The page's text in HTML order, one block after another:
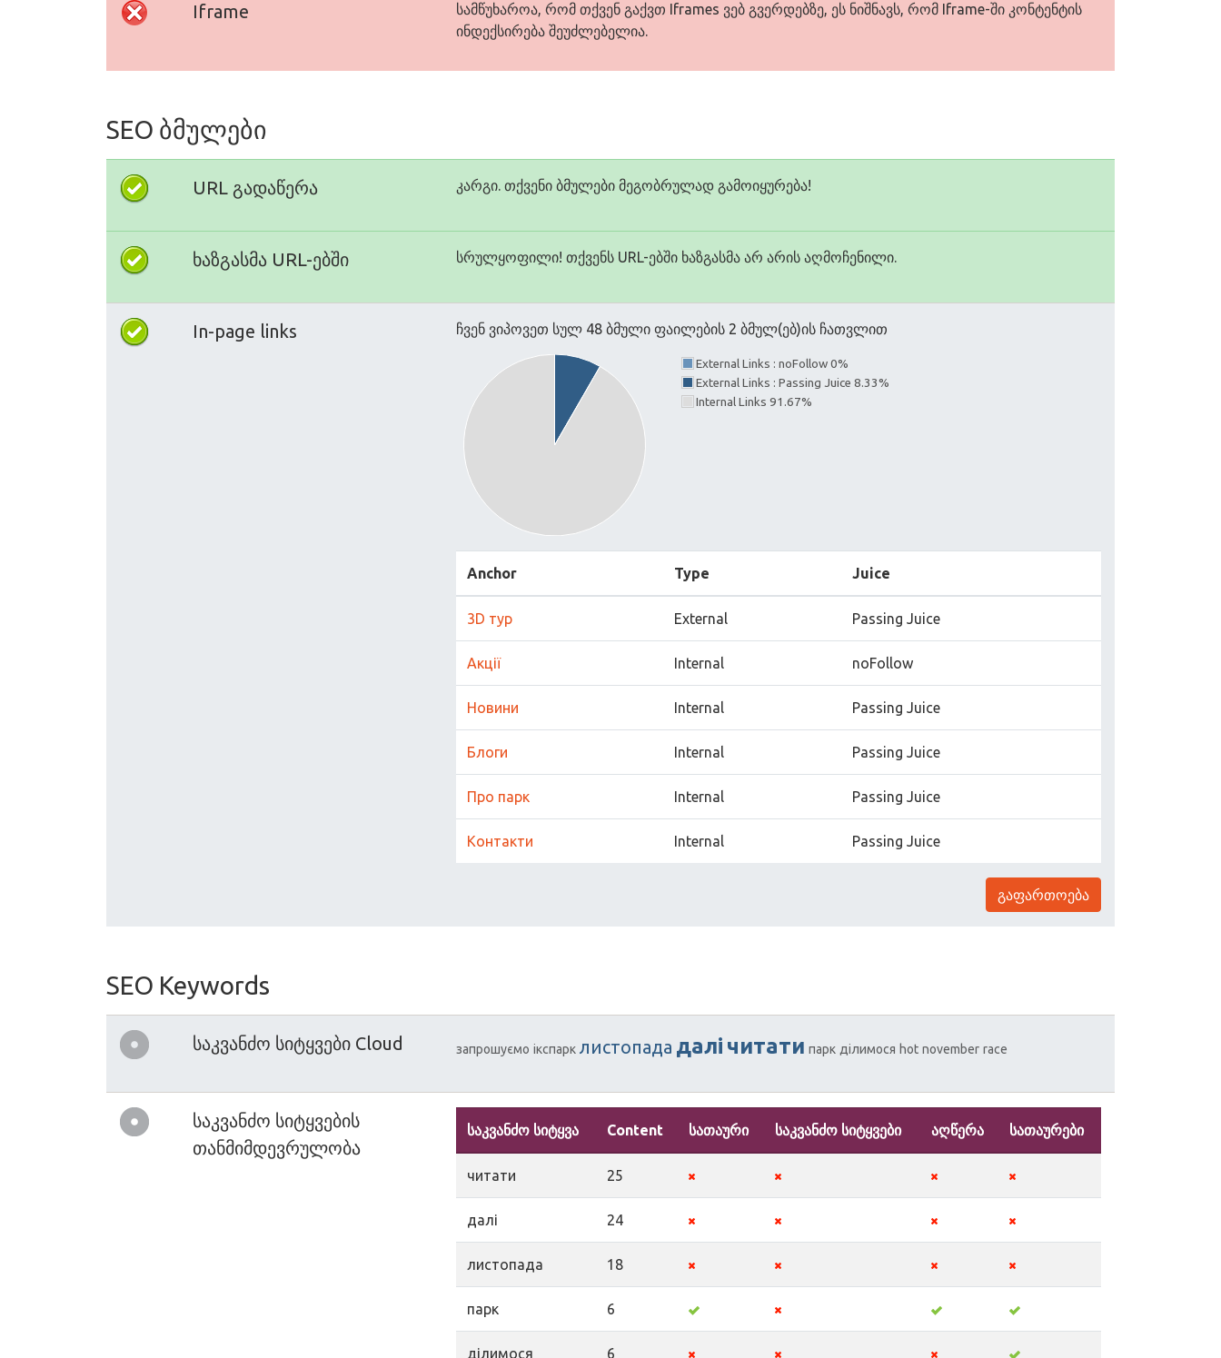
Iframe
სამწუხაროა, რომ თქვენ გაქვთ Iframes ვებ გვერდებზე, ეს ნიშნავს, რომ Iframe-ში კონტენტის
ინდექსირება შეუძლებელია.
SEO ბმულები
URL გადაწერა კარგი. თქვენი ბმულები მეგობრულად გამოიყურება!
ხაზგასმა URL-ებში სრულყოფილი! თქვენს URL-ებში ხაზგასმა არ არის აღმოჩენილი.
In-page links ჩვენ ვიპოვეთ სულ 48 ბმული ფაილების 2 ბმულ(ებ)ის ჩათვლით
External Links : noFollow 0%
External Links : Passing Juice 8.33%
Internal Links 91.67%
Anchor Type Juice
3D тур External Passing Juice
Акції Internal noFollow
Новини Internal Passing Juice
Блоги Internal Passing Juice
Про парк Internal Passing Juice
Контакти Internal Passing Juice
გაფართოება
SEO Keywords
საკვანძო სიტყვები Cloud запрошуємо ікспарк листопада далі читати парк ділимося hot november race
საკვანძო სიტყვების
თანმიმდევრულობა
საკვანძო სიტყვა Content სათაური საკვანძო სიტყვები აღწერა სათაურები
читати 25
далі 24
листопада 18
парк 6
ділимося 6